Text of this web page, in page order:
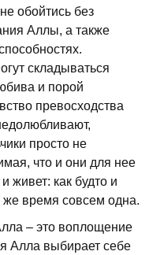
обойтись без
Аллы, а также
складываться
и порой
превосходства
просто не
что и они для нее
живет: как будто и
же время совсем одна.
– это воплощение
Алла выбирает себе